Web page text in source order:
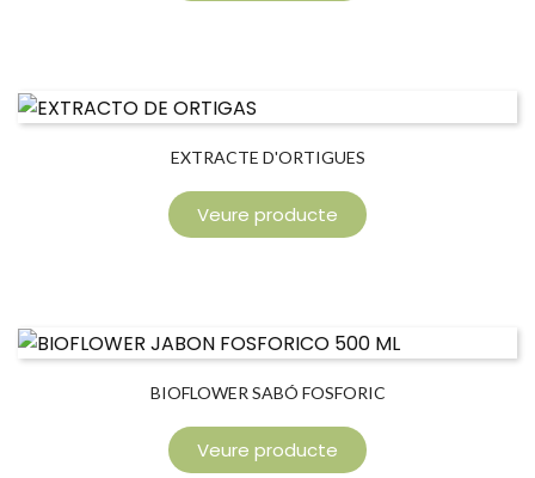
EXTRACTE D'ORTIGUES
Veure producte
BIOFLOWER SABÓ FOSFORIC
Veure producte